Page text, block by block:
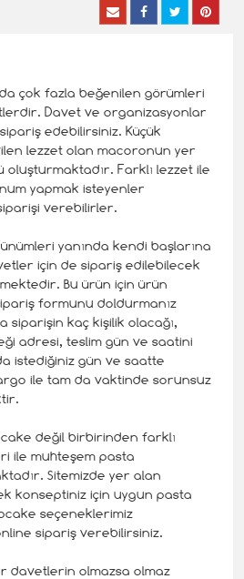
çok fazla beğenilen görümleri
Davet ve organizasyonlar
edebilirsiniz. Küçük
lezzet olan macoronun yer
oluşturmaktadır. Farklı lezzet ile
yapmak isteyenler
verebilirler.
yanında kendi başlarına
için de sipariş edilebilecek
Bu ürün için ürün
formunu doldurmanız
siparişin kaç kişilik olacağı,
adresi, teslim gün ve saatini
istediğiniz gün ve saatte
ile tam da vaktinde sorunsuz
değil birbirinden farklı
ile muhteşem pasta
Sitemizde yer alan
konseptiniz için uygun pasta
seçeneklerimiz
sipariş verebilirsiniz.
davetlerin olmazsa olmaz